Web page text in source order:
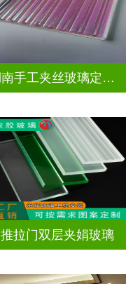
湖南手工夹丝玻璃定制工厂
推拉门双层夹娟玻璃